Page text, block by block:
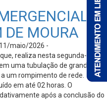
–
DE MOURA
maio/2026 -
realiza nesta segunda-feira
uma tubulação de grande
um rompimento de rede.
em até 02 horas. O
após a conclusão do